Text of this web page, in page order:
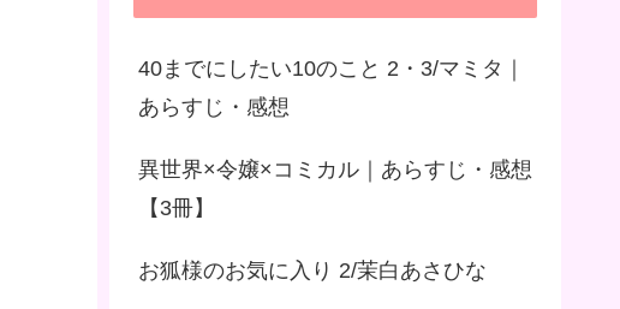
40までにしたい10のこと 2・3/マミタ｜
あらすじ・感想
異世界×令嬢×コミカル｜あらすじ・感想
【3冊】
お狐様のお気に入り 2/茉白あさひな